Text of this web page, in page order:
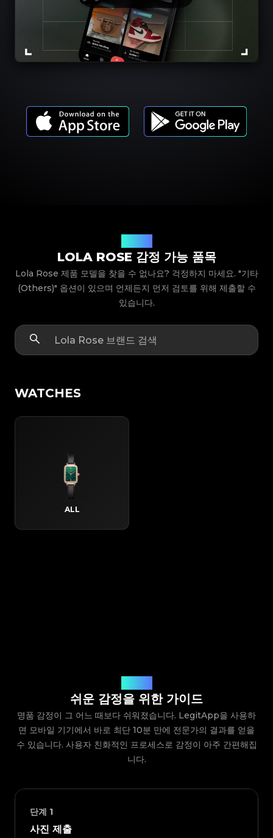
LOLA ROSE 감정 가능 품목
Lola Rose 제품 모델을 찾을 수 없나요? 걱정하지 마세요. "기타
(Others)" 옵션이 있으며 언제든지 먼저 검토를 위해 제출할 수
있습니다.
WATCHES
ALL
쉬운 감정을 위한 가이드
명품 감정이 그 어느 때보다 쉬워졌습니다. LegitApp을 사용하
면 모바일 기기에서 바로 최단 10분 만에 전문가의 결과를 얻을
수 있습니다. 사용자 친화적인 프로세스로 감정이 아주 간편해집
니다.
단계 1
사진 제출